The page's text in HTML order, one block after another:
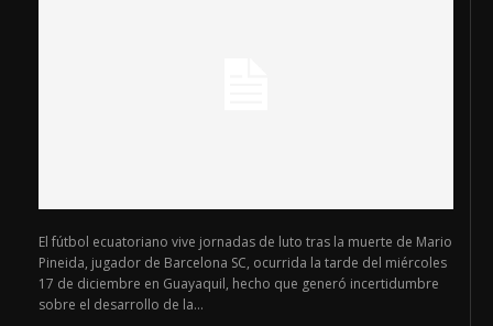
El fútbol ecuatoriano vive jornadas de luto tras la muerte de Mario
Pineida, jugador de Barcelona SC, ocurrida la tarde del miércoles
17 de diciembre en Guayaquil, hecho que generó incertidumbre
sobre el desarrollo de la...